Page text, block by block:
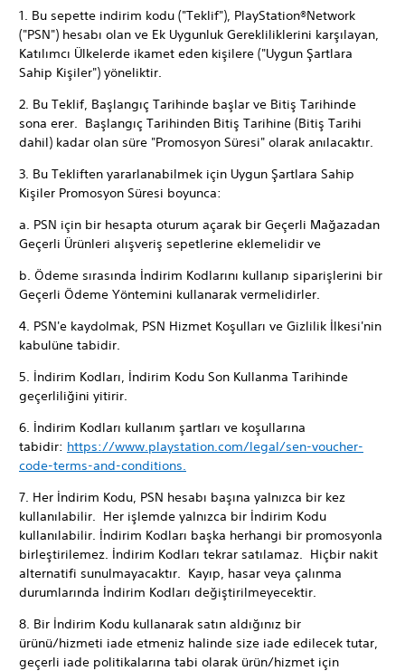
1. Bu sepette indirim kodu ("Teklif"), PlayStation®Network
("PSN") hesabı olan ve Ek Uygunluk Gerekliliklerini karşılayan,
Katılımcı Ülkelerde ikamet eden kişilere ("Uygun Şartlara
Sahip Kişiler") yöneliktir.
2. Bu Teklif, Başlangıç Tarihinde başlar ve Bitiş Tarihinde
sona erer. Başlangıç Tarihinden Bitiş Tarihine (Bitiş Tarihi
dahil) kadar olan süre "Promosyon Süresi" olarak anılacaktır.
3. Bu Tekliften yararlanabilmek için Uygun Şartlara Sahip
Kişiler Promosyon Süresi boyunca:
a. PSN için bir hesapta oturum açarak bir Geçerli Mağazadan
Geçerli Ürünleri alışveriş sepetlerine eklemelidir ve
b. Ödeme sırasında İndirim Kodlarını kullanıp siparişlerini bir
Geçerli Ödeme Yöntemini kullanarak vermelidirler.
4. PSN'e kaydolmak, PSN Hizmet Koşulları ve Gizlilik İlkesi'nin
kabulüne tabidir.
5. İndirim Kodları, İndirim Kodu Son Kullanma Tarihinde
geçerliliğini yitirir.
6. İndirim Kodları kullanım şartları ve koşullarına
tabidir: https://www.playstation.com/legal/sen-voucher-
code-terms-and-conditions.
7. Her İndirim Kodu, PSN hesabı başına yalnızca bir kez
kullanılabilir. Her işlemde yalnızca bir İndirim Kodu
kullanılabilir. İndirim Kodları başka herhangi bir promosyonla
birleştirilemez. İndirim Kodları tekrar satılamaz. Hiçbir nakit
alternatifi sunulmayacaktır. Kayıp, hasar veya çalınma
durumlarında İndirim Kodları değiştirilmeyecektir.
8. Bir İndirim Kodu kullanarak satın aldığınız bir
ürünü/hizmeti iade etmeniz halinde size iade edilecek tutar,
geçerli iade politikalarına tabi olarak ürün/hizmet için